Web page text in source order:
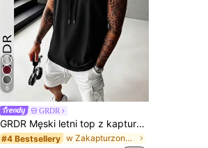
6
GRDR
GRDR Męski letni top z kapturem w jednolitym kolorze, swobodny sportowy styl, modny i minimalistyczny do letnich strojów sportowych
#4 Bestsellery w Zakapturzony Męskie podkoszulki bez rękawów